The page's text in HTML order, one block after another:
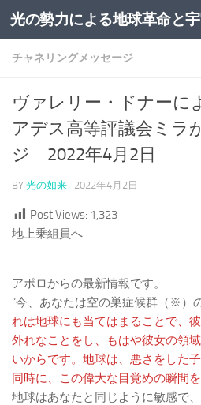
コンテンツへスキップ
光の勢力による地球革命と
チャネリングメッセージ
ヴァレリー・ドナーに
アデス高等評議会ミラ
ジ 2022年4月2日
BY 光の如来 · 2022年4月2日
Post Views: 1,323
地上乗組員へ
アポロからの最新情報です。
“今、あなたは空の巣症候群（※）
れは地球にも当てはまることで、
外れなことをし、もはや彼女の領
いからです。地球は、悪さをした
同時に、この偉大な目覚めの瞬間
地球はあなたと同じように敏感で